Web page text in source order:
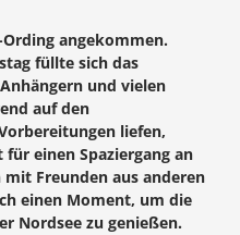
Ording angekommen.
füllte sich das
und vielen
auf den
liefen,
einen Spaziergang an
Freunden aus anderen
einen Moment, um die
Nordsee zu genießen.